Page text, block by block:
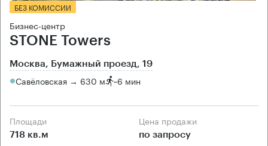
БЕЗ КОМИССИИ
Бизнес-центр
STONE Towers
Москва, Бумажный проезд, 19
Савёловская → 630 м ~6 мин
Площади
718 кв.м
Цена продажи
по запросу